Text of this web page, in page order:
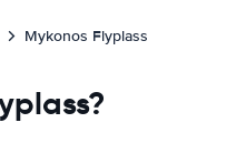
Mykonos Flyplass